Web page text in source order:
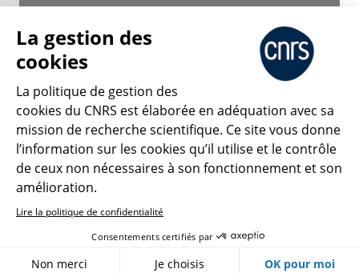
CNRS Le Mag
© 2026, CNRS
Créer un compte Se connecter
Gestion des cookies
La gestion des
cookies
La politique de gestion des
cookies du CNRS est élaborée en adéquation avec sa
mission de recherche scientifique. Ce site vous donne
l’information sur les cookies qu’il utilise et le contrôle
de ceux non nécessaires à son fonctionnement et son
amélioration.
Lire la politique de confidentialité
Consentements certifiés par
Non merci Je choisis OK pour moi